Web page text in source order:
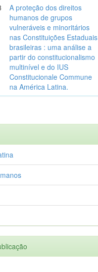
A proteção dos direitos
humanos de grupos
vulneráveis e minoritários
nas Constituições Estaduais
brasileiras : uma análise a
partir do constitucionalismo
multinível e do IUS
Constitucionale Commune
na América Latina.